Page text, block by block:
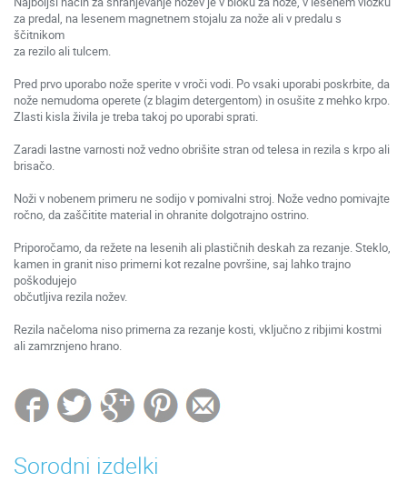
za predal, na lesenem magnetnem stojalu za nože ali v predalu s
ščitnikom
za rezilo ali tulcem.
Pred prvo uporabo nože sperite v vroči vodi. Po vsaki uporabi poskrbite, da
nože nemudoma operete (z blagim detergentom) in osušite z mehko krpo.
Zlasti kisla živila je treba takoj po uporabi sprati.
Zaradi lastne varnosti nož vedno obrišite stran od telesa in rezila s krpo ali
brisačo.
Noži v nobenem primeru ne sodijo v pomivalni stroj. Nože vedno pomivajte
ročno, da zaščitite material in ohranite dolgotrajno ostrino.
Priporočamo, da režete na lesenih ali plastičnih deskah za rezanje. Steklo,
kamen in granit niso primerni kot rezalne površine, saj lahko trajno
poškodujejo
občutljiva rezila nožev.
Rezila načeloma niso primerna za rezanje kosti, vključno z ribjimi kostmi
ali zamrznjeno hrano.
Sorodni izdelki